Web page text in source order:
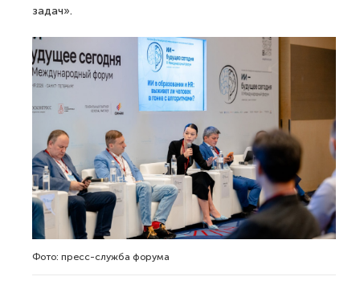
задач».
Фото: пресс-служба форума